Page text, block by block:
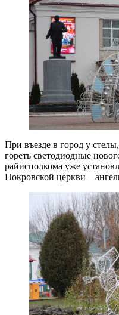
При въезде в город у
гореть светодиодные
райисполкома уже
Покровской церкви –